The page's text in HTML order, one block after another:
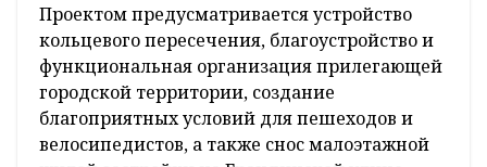
Проектом предусматривается устройство
кольцевого пересечения, благоустройство и
функциональная организация прилегающей
городской территории, создание
благоприятных условий для пешеходов и
велосипедистов, а также снос малоэтажной